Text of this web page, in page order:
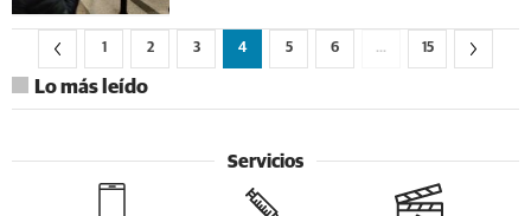
1 2 3 4 5 6 … 15
Lo más leído
Servicios